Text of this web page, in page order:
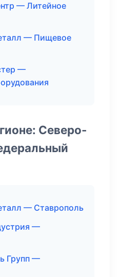
— Литейное
— Пищевое
—
Северо-
— Ставрополь
—
Групп —